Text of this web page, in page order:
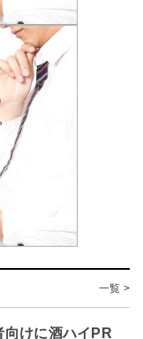
一覧 >
向けに酒ハイPR